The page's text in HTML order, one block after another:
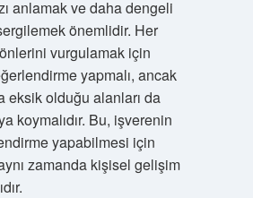
anlamak ve daha dengeli
önemlidir. Her
vurgulamak için
yapmalı, ancak
eksik olduğu alanları da
koymalıdır. Bu, işverenin
yapabilmesi için
zamanda kişisel gelişim